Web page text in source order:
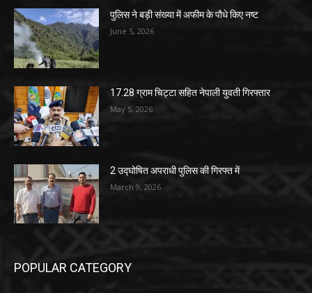
पुलिस ने बड़ी संख्या में अफीम के पौधे किए नष्ट
June 5, 2026
17.28 ग्राम चिट्टा सहित नेपाली युवती गिरफ्तार
May 5, 2026
2 उद्घोषित अपराधी पुलिस की गिरफ्त में
March 9, 2026
POPULAR CATEGORY